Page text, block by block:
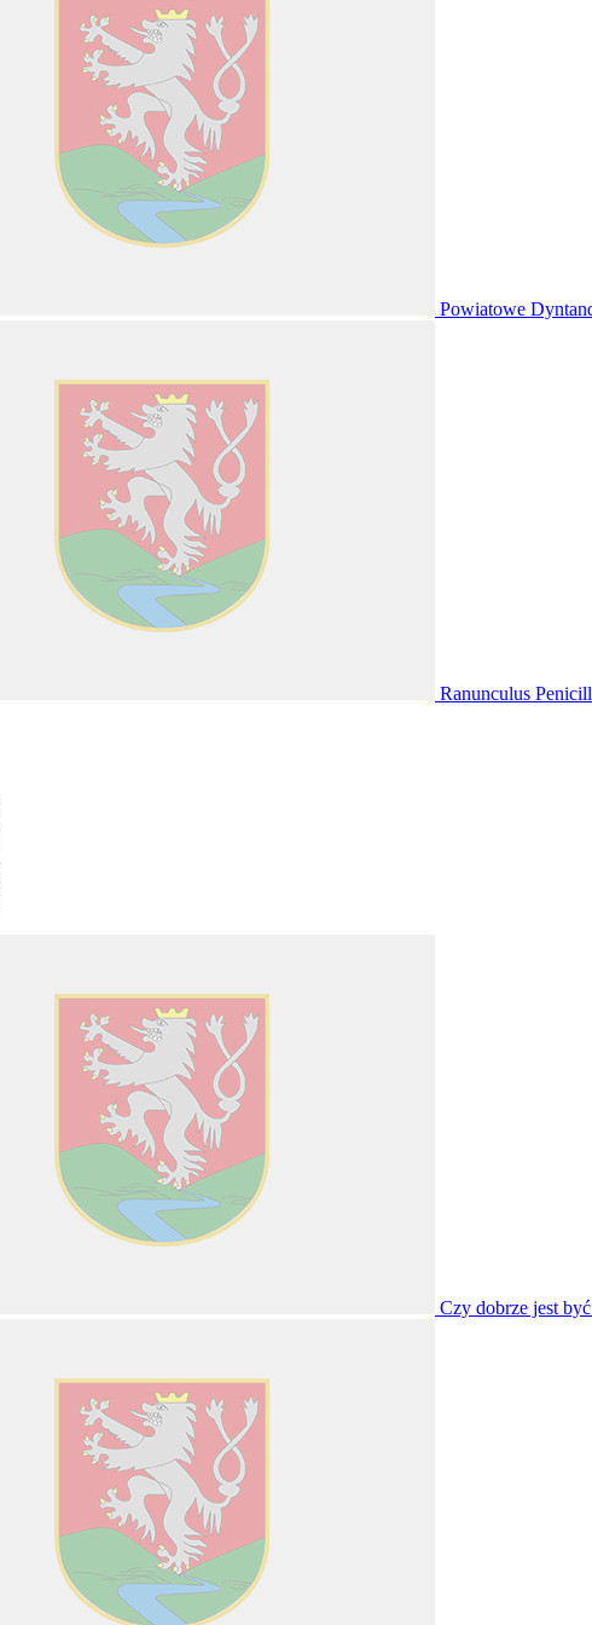
Powiatowe
Ranunculus
Czy dobrze jest